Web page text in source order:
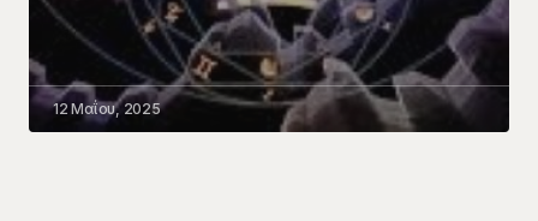
12 Μαΐου, 2025